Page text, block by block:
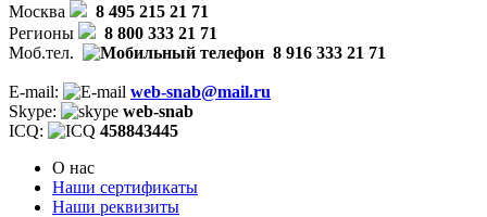
Москва
8 495 215 21 71
Регионы
8 800 333 21 71
Моб.тел.
8 916 333 21 71
E-mail:
web-snab@mail.ru
Skype:
web-snab
ICQ:
458843445
О нас
Наши сертификаты
Наши реквизиты